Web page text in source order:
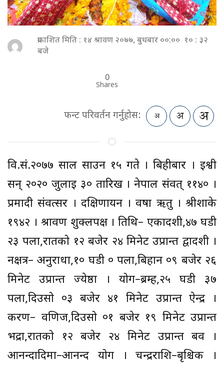
प्रकाशित मिति : १४ श्रावण २०७७, बुधबार ००:०० १० : ३२
बजे
0
Shares
फन्ट परिवर्तन गर्नुहोस:
वि.सं.२०७७ साल साउन १५ गते । बिहीबार । ईश्वी
सन् २०२० जुलाई ३० तारिख । नेपाल संवत् ११४० ।
प्रमादी संवत्सर । दक्षिणायन । वर्षा ऋतु । श्रीशाके
१९४२ । श्रावण शुक्लपक्ष । तिथि– एकादशी,४७ घडी
२३ पला,रातको १२ बजेर २४ मिनेट उप्रान्त द्वादशी ।
नक्षत्र– अनुराधा,१० घडी ० पला,बिहान ०९ बजेर २६
मिनेट उप्रान्त ज्येष्ठा । योग–ब्रम्ह,२५ घडी ३७
पला,दिउसो ०३ बजेर ४१ मिनेट उप्रान्त ऐन्द्र ।
करण– वणिज,दिउसो ०१ बजेर १९ मिनेट उप्रान्त
भद्रा,रातको १२ बजेर २४ मिनेट उप्रान्त बव ।
आनन्दादिमा–आनन्द योग । चन्द्रराशि–बृश्चिक ।